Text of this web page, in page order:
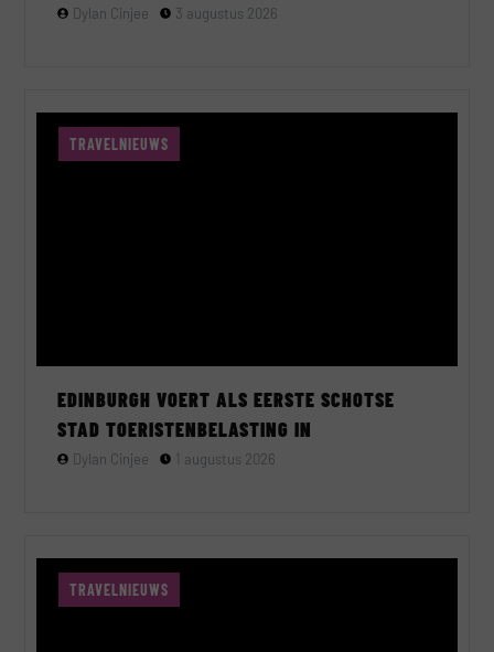
Dylan Cinjee 3 augustus 2026
TRAVELNIEUWS
EDINBURGH VOERT ALS EERSTE SCHOTSE
STAD TOERISTENBELASTING IN
Dylan Cinjee 1 augustus 2026
TRAVELNIEUWS